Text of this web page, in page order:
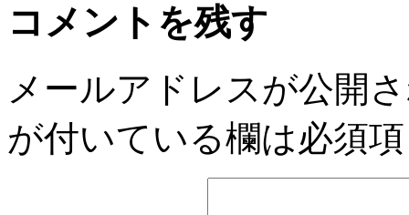
コメントを残す
メールアドレスが公開
が付いている欄は必須